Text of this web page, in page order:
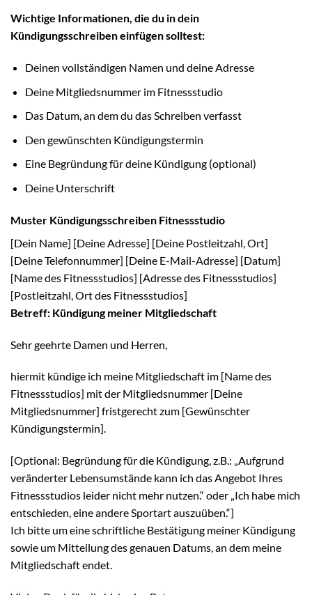
Wichtige Informationen, die du in dein
Kündigungsschreiben einfügen solltest:
Deinen vollständigen Namen und deine Adresse
Deine Mitgliedsnummer im Fitnessstudio
Das Datum, an dem du das Schreiben verfasst
Den gewünschten Kündigungstermin
Eine Begründung für deine Kündigung (optional)
Deine Unterschrift
Muster Kündigungsschreiben Fitnessstudio
[Dein Name] [Deine Adresse] [Deine Postleitzahl, Ort]
[Deine Telefonnummer] [Deine E-Mail-Adresse] [Datum]
[Name des Fitnessstudios] [Adresse des Fitnessstudios]
[Postleitzahl, Ort des Fitnessstudios]
Betreff: Kündigung meiner Mitgliedschaft
Sehr geehrte Damen und Herren,
hiermit kündige ich meine Mitgliedschaft im [Name des
Fitnessstudios] mit der Mitgliedsnummer [Deine
Mitgliedsnummer] fristgerecht zum [Gewünschter
Kündigungstermin].
[Optional: Begründung für die Kündigung, z.B.: „Aufgrund
veränderter Lebensumstände kann ich das Angebot Ihres
Fitnessstudios leider nicht mehr nutzen.“ oder „Ich habe mich
entschieden, eine andere Sportart auszuüben.“]
Ich bitte um eine schriftliche Bestätigung meiner Kündigung
sowie um Mitteilung des genauen Datums, an dem meine
Mitgliedschaft endet.